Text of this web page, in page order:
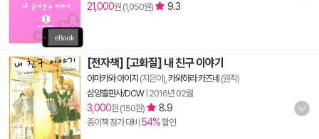
21,000원 (1,050원) 9.3
[전자책] [고화질] 내 친구 이야기
야마카와 아이지 (지은이), 카와하라 카즈네 (원작)
삼양출판사/DCW| 2016년 02월
3,000원 (150원) 8.9
종이책 정가 대비 54%할인